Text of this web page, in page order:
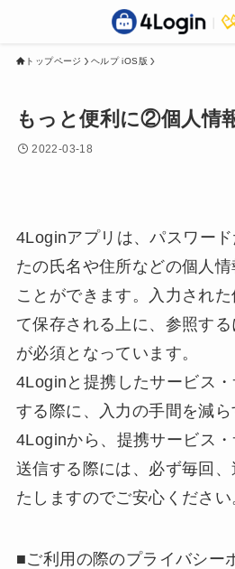
トップページ ヘルプ iOS版
もっと便利に②個人情
2022-03-18
4Loginアプリは、パスワー
たの氏名や住所などの個人
ことができます。入力され
て保存される上に、参照す
が必須となっています。
4Loginと提携したサービス
する際に、入力の手間を減ら
4Loginから、提携サービス
送信する際には、必ず毎回
たしますのでご安心ください
■ご利用の際のプライバシー